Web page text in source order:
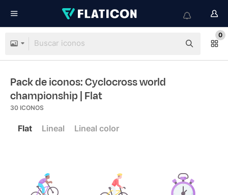
0
Pack de iconos: Cyclocross world
championship | Flat
30 ICONOS
Flat Lineal Lineal color